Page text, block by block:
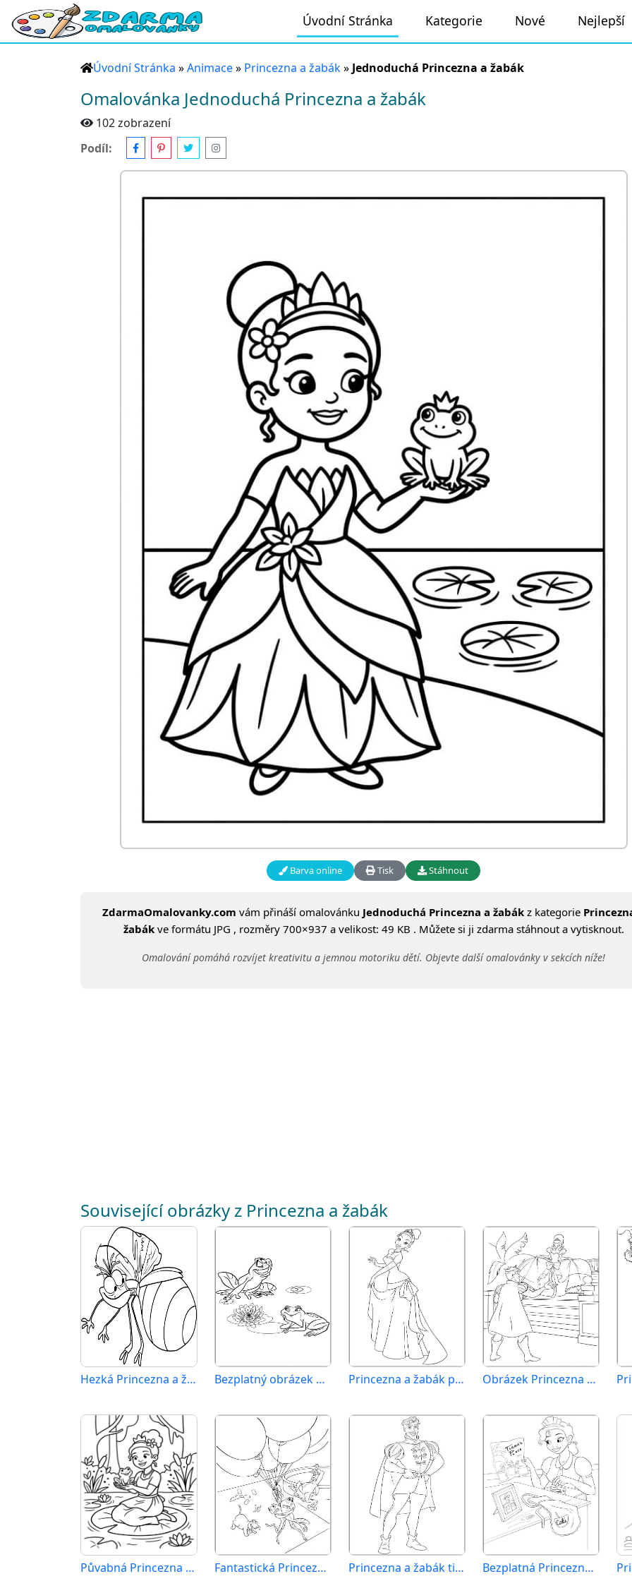
Úvodní Stránka Kategorie Nové Nejlepší
Úvodní Stránka »Animace» Princezna a žabák» Jednoduchá Princezna a žabák
Omalovánka Jednoduchá Princezna a žabák
102 zobrazení
Podíl:
Barva online Tisk Stáhnout
ZdarmaOmalovanky.com vám přináší omalovánku Jednoduchá Princezna a žabák z kategorie
žabákve formátu JPG , rozměry 700×937 a velikost: 49 KB . Můžete si ji zdarma stáhnout a vytisknout.
Omalování pomáhá rozvíjet kreativitu a jemnou motoriku dětí. Objevte další omalovánky v sekcích níže!
Související obrázky z Princezna a žabák
Hezká Princezna a žabák Bezplatný obrázek Princezna a žabák Princezna a žabák pro děti Obrázek Princezna a žabák k vytištění
Půvabná Princezna a žabák Fantastická Princezna a žabák Princezna a žabák tisknutelná Bezplatná Princezna a žabák k vytisknutí